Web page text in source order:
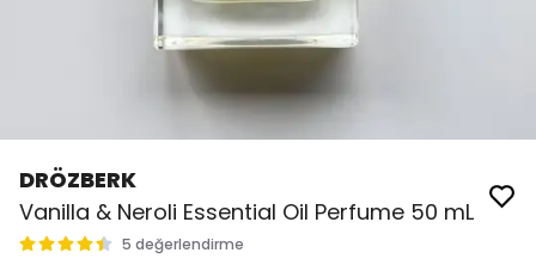
DRÖZBERK
Vanilla & Neroli Essential Oil Perfume 50 mL
5 değerlendirme